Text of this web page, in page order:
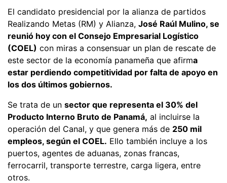
El candidato presidencial por la alianza de partidos
Realizando Metas (RM) y Alianza, José Raúl Mulino, se
reunió hoy con el Consejo Empresarial Logístico
(COEL) con miras a consensuar un plan de rescate de
este sector de la economía panameña que afirma
estar perdiendo competitividad por falta de apoyo en
los dos últimos gobiernos.
Se trata de un sector que representa el 30% del
Producto Interno Bruto de Panamá, al incluirse la
operación del Canal, y que genera más de 250 mil
empleos, según el COEL. Ello también incluye a los
puertos, agentes de aduanas, zonas francas,
ferrocarril, transporte terrestre, carga ligera, entre
otros.